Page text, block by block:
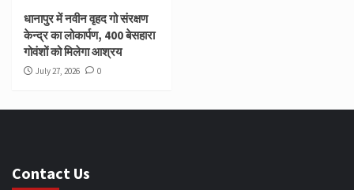
धानापुर में नवीन वृहद गो संरक्षण
केन्द्र का लोकार्पण, 400 बेसहारा
गोवंशों को मिलेगा आश्रय
July 27, 2026 0
Contact Us